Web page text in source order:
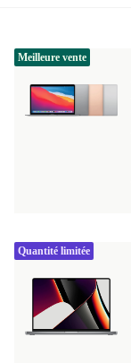
Meilleure vente
Quantité limitée